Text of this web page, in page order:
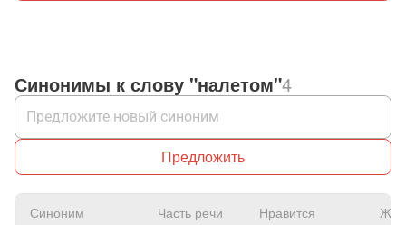
Синонимы к слову "налетом"4
Предложить
Синоним Часть речи Нравится